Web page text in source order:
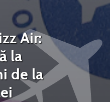
Air:
la
de la